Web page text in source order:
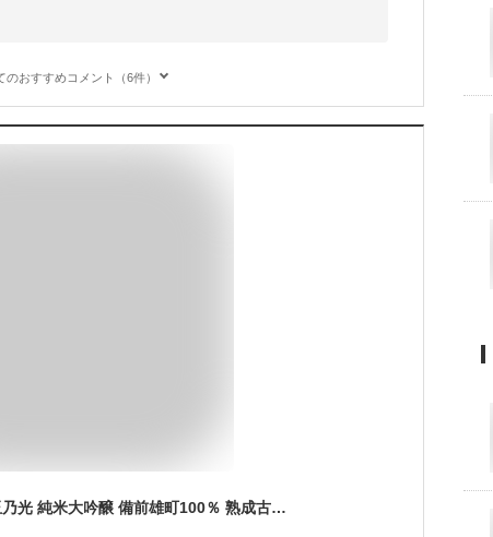
のおすすめコメント（6件）
日本酒 ギフト お酒 玉乃光 純米大吟醸 備前雄町100％ 熟成古酒 シルバー 720ml 誕生日プレゼント 化粧箱入 純米酒 贈り物 プレゼント 御祝 結婚式 寿 誕生日 ラッピング無料 メッセージカード無料 送料無料 京都 地酒 内祝い